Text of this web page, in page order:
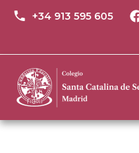
+34 913 595 605